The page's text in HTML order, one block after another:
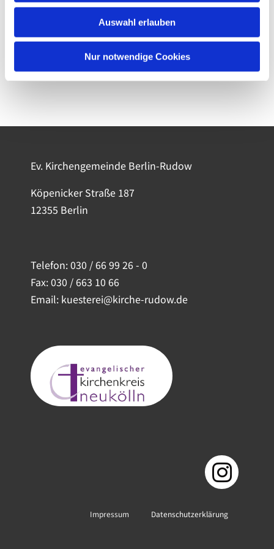
Auswahl erlauben
Nur notwendige Cookies
Ev. Kirchengemeinde Berlin-Rudow
Köpenicker Straße 187
12355 Berlin
Telefon:030 / 66 99 26 - 0
Fax: 030 / 663 10 66
Email: kuesterei@kirche-rudow.de
Impressum Datenschutzerklärung